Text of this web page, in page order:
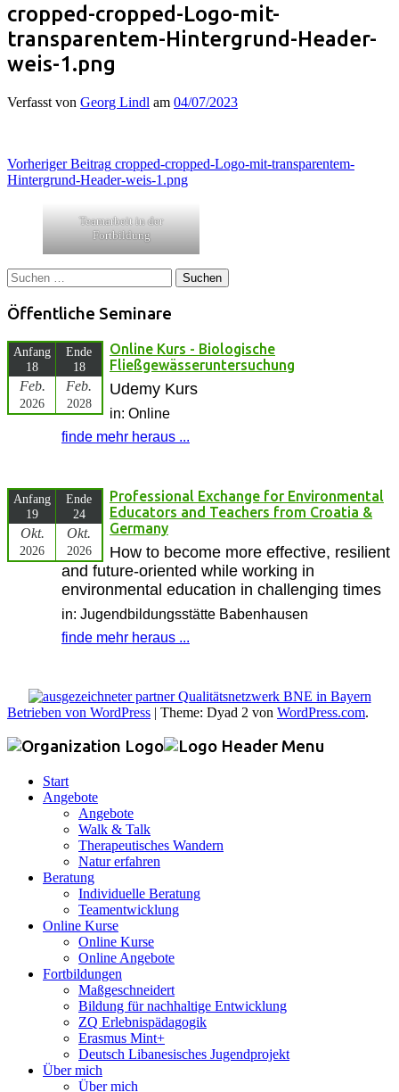
cropped-cropped-Logo-mit-
transparentem-Hintergrund-Header-
weis-1.png
Verfasst von Georg Lindl am 04/07/2023
Beitragsnavigation
Vorheriger Beitrag cropped-cropped-Logo-mit-transparentem-
Hintergrund-Header-weis-1.png
Teamarbeit in der
Fortbildung
Suchen
nach:
Öffentliche Seminare
Anfang
18
Feb.
2026
Ende
18
Feb.
2028
Online Kurs - Biologische
Fließgewässeruntersuchung
Udemy Kurs
in: Online
finde mehr heraus ...
Anfang
19
Okt.
2026
Ende
24
Okt.
2026
Professional Exchange for Environmental
Educators and Teachers from Croatia &
Germany
How to become more effective, resilient
and future-oriented while working in
environmental education in challenging times
in: Jugendbildungsstätte Babenhausen
finde mehr heraus ...
Betrieben von WordPress | Theme: Dyad 2 von WordPress.com.
Start
Angebote
Angebote
Walk & Talk
Therapeutisches Wandern
Natur erfahren
Beratung
Individuelle Beratung
Teamentwicklung
Online Kurse
Online Kurse
Online Angebote
Fortbildungen
Maßgeschneidert
Bildung für nachhaltige Entwicklung
ZQ Erlebnispädagogik
Erasmus Mint+
Deutsch Libanesisches Jugendprojekt
Über mich
Über mich